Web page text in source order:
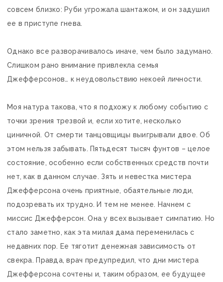
совсем близко: Руби угрожала шантажом, и он задушил
ее в приступе гнева.
Однако все разворачивалось иначе, чем было задумано.
Слишком рано внимание привлекла семья
Джефферсонов… к неудовольствию некоей личности.
Моя натура такова, что я подхожу к любому событию с
точки зрения трезвой и, если хотите, несколько
циничной. От смерти танцовщицы выигрывали двое. Об
этом нельзя забывать. Пятьдесят тысяч фунтов – целое
состояние, особенно если собственных средств почти
нет, как в данном случае. Зять и невестка мистера
Джефферсона очень приятные, обаятельные люди,
подозревать их трудно. И тем не менее. Начнем с
миссис Джефферсон. Она у всех вызывает симпатию. Но
стало заметно, как эта милая дама переменилась с
недавних пор. Ее тяготит денежная зависимость от
свекра. Правда, врач предупредил, что дни мистера
Джефферсона сочтены и, таким образом, ее будущее